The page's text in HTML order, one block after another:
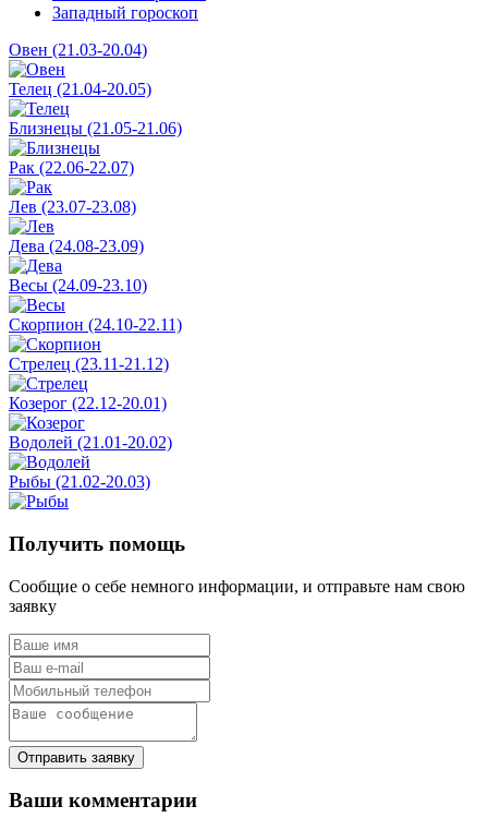
Западный гороскоп
Овен (21.03-20.04)
Телец (21.04-20.05)
Близнецы (21.05-21.06)
Рак (22.06-22.07)
Лев (23.07-23.08)
Дева (24.08-23.09)
Весы (24.09-23.10)
Скорпион (24.10-22.11)
Стрелец (23.11-21.12)
Козерог (22.12-20.01)
Водолей (21.01-20.02)
Рыбы (21.02-20.03)
Получить помощь
Сообщие о себе немного информации, и отправьте нам свою
заявку
Отправить заявку
Ваши комментарии